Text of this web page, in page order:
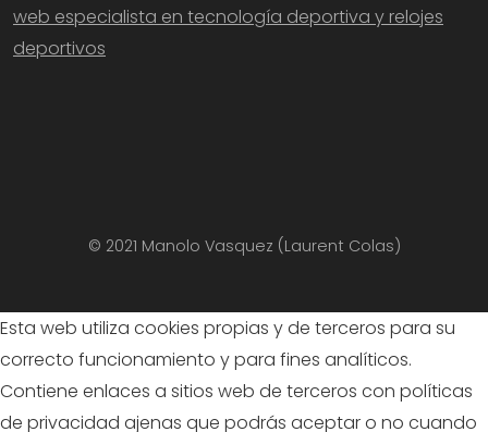
web especialista en tecnología deportiva y relojes
deportivos
© 2021 Manolo Vasquez (Laurent Colas)
Esta web utiliza cookies propias y de terceros para su
correcto funcionamiento y para fines analíticos.
Contiene enlaces a sitios web de terceros con políticas
de privacidad ajenas que podrás aceptar o no cuando